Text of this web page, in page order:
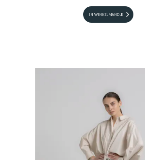
IN WINKELMANDJE